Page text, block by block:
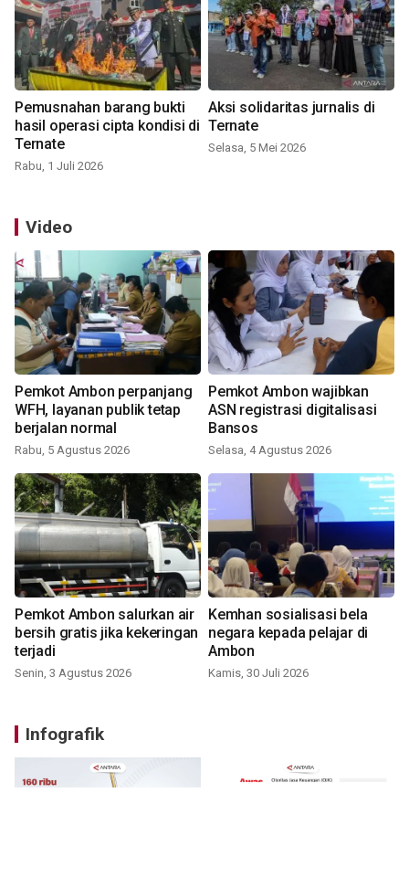
Pemusnahan barang bukti
hasil operasi cipta kondisi di
Ternate
Rabu, 1 Juli 2026
Aksi solidaritas jurnalis di
Ternate
Selasa, 5 Mei 2026
Video
Pemkot Ambon perpanjang
WFH, layanan publik tetap
berjalan normal
Rabu, 5 Agustus 2026
Pemkot Ambon wajibkan
ASN registrasi digitalisasi
Bansos
Selasa, 4 Agustus 2026
Pemkot Ambon salurkan air
bersih gratis jika kekeringan
terjadi
Senin, 3 Agustus 2026
Kemhan sosialisasi bela
negara kepada pelajar di
Ambon
Kamis, 30 Juli 2026
Infografik